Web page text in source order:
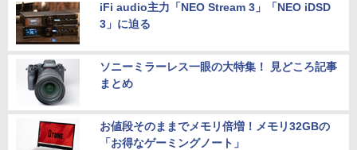
iFi audio主力「NEO Stream 3」「NEO iDSD
3」に迫る
ソニーミラーレス一眼の大特集！ 見どころ記事
まとめ
お値段そのままでメモリ倍増！メモリ32GBの
「お得なゲーミングノート」